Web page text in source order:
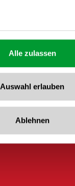
Alle zulassen
Auswahl erlauben
Ablehnen